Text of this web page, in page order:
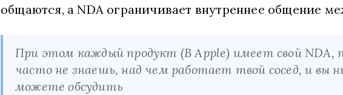
общаются, а NDA ограничивает внутреннее общение
При этом каждый продукт (В Apple) имеет свой
часто не знаешь, над чем работает твой сосед, и вы
можете обсудить